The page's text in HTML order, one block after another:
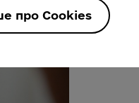
про Cookies